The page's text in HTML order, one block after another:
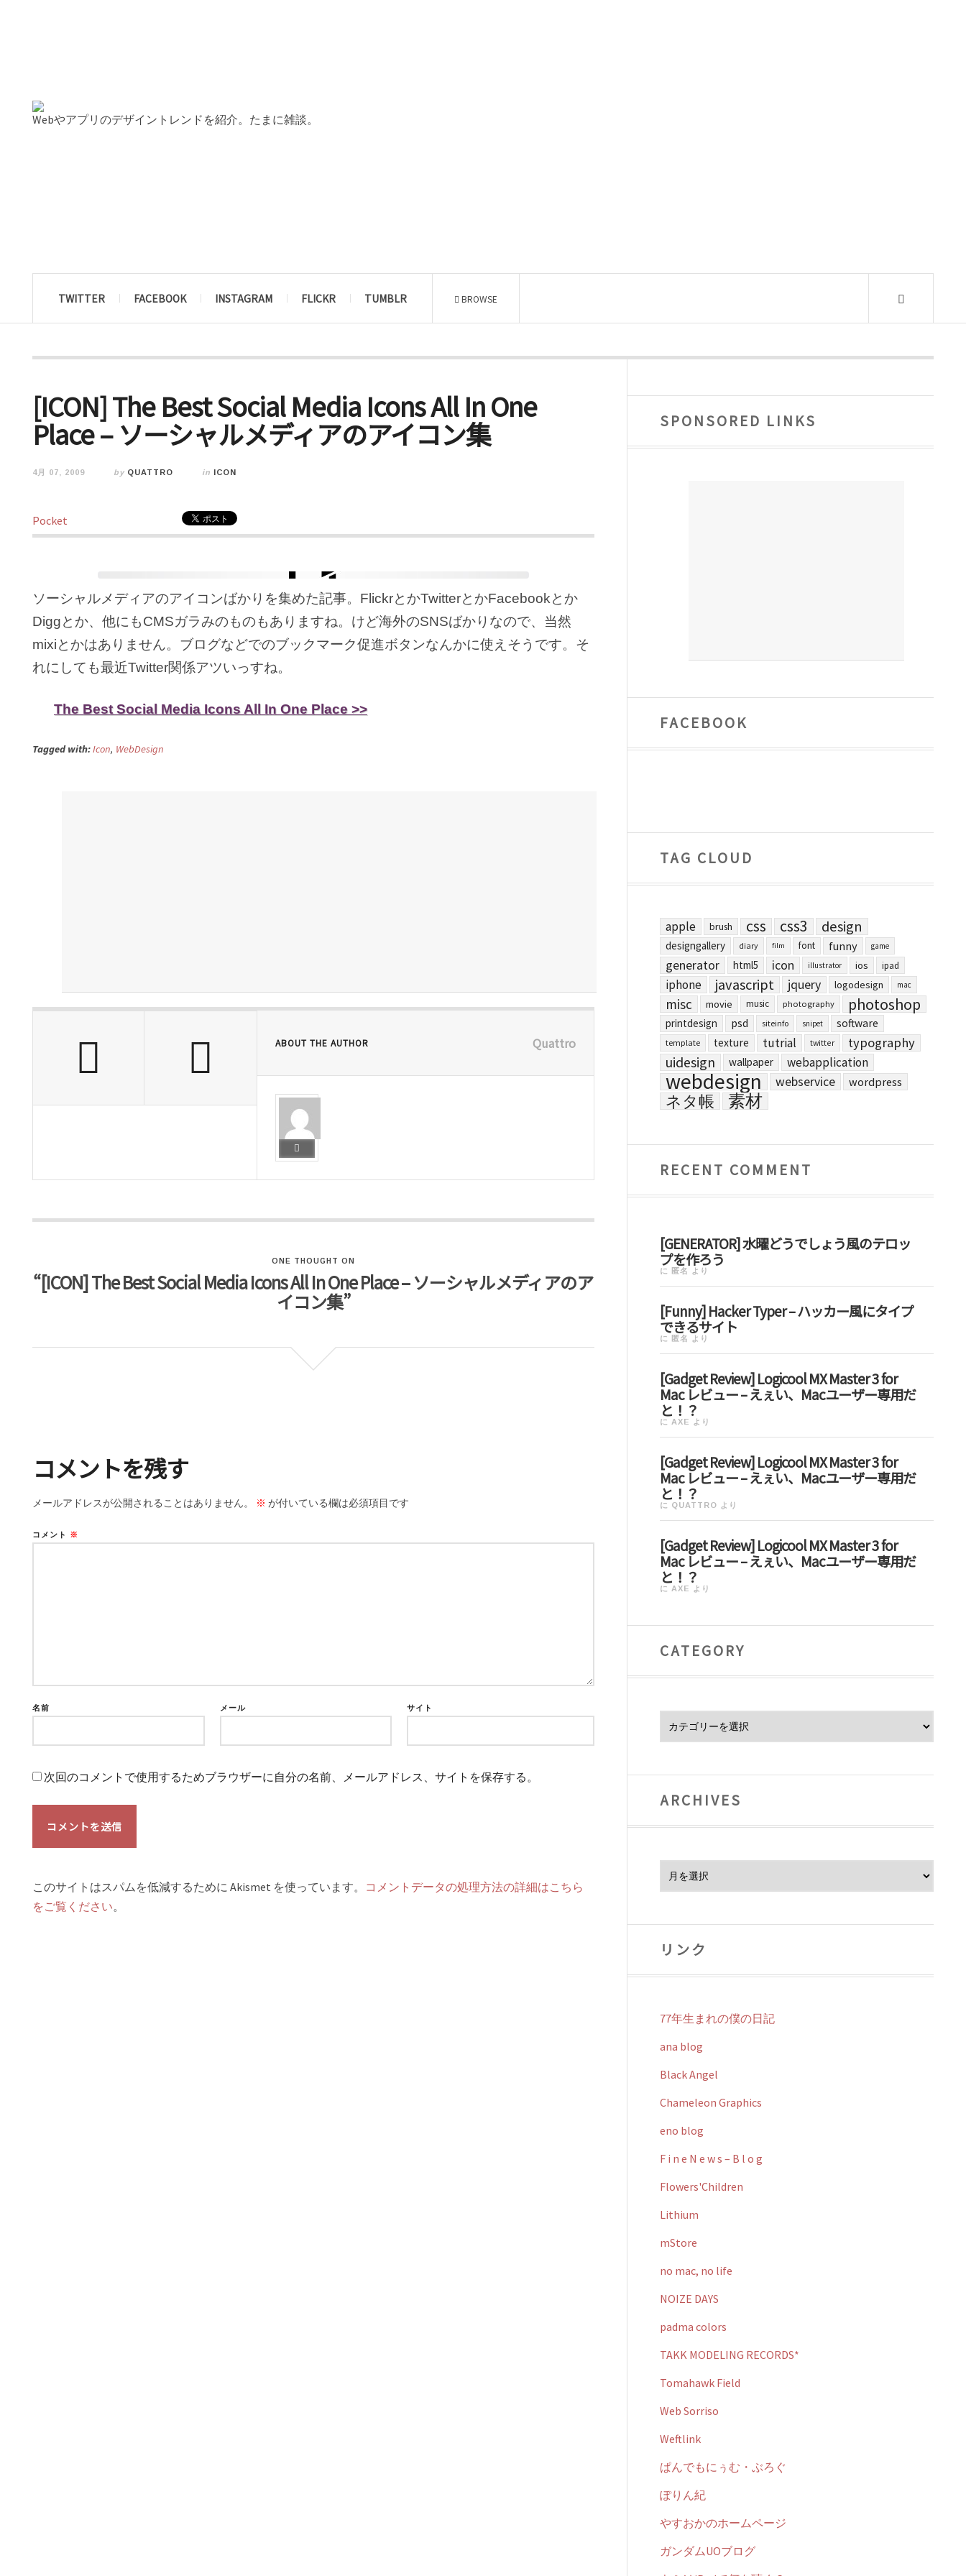
Webやアプリのデザイントレンドを紹介。たまに雑談。
TWITTER FACEBOOK INSTAGRAM FLICKR TUMBLR BROWSE
[ICON] The Best Social Media Icons All In One
Place – ソーシャルメディアのアイコン集
4月 07, 2009 by QUATTRO in ICON
Pocket
ソーシャルメディアのアイコンばかりを集めた記事。FlickrとかTwitterとかFacebookとか
Diggとか、他にもCMSガラみのものもありますね。けど海外のSNSばかりなので、当然
mixiとかはありません。ブログなどでのブックマーク促進ボタンなんかに使えそうです。そ
れにしても最近Twitter関係アツいっすね。
The Best Social Media Icons All In One Place >>
Tagged with:Icon, WebDesign
ABOUT THE AUTHOR Quattro
ONE THOUGHT ON
“[ICON] The Best Social Media Icons All In One Place – ソーシャルメディアのア
イコン集”
コメントを残す
メールアドレスが公開されることはありません。 ※ が付いている欄は必須項目です
コメント ※
名前 メール サイト
次回のコメントで使用するためブラウザーに自分の名前、メールアドレス、サイトを保存する。
このサイトはスパムを低減するために Akismet を使っています。 コメントデータの処理方法の詳細はこちら
をご覧ください。
SPONSORED LINKS
FACEBOOK
TAG CLOUD
apple brush css css3 design
designgallery diary film font funny game
generator html5 icon illustrator ios ipad
iphone javascript jquery logodesign mac
misc movie music photography photoshop
printdesign psd siteinfo snipet software
template texture tutrial twitter typography
uidesign wallpaper webapplication
webdesign webservice wordpress
ネタ帳 素材
RECENT COMMENT
[GENERATOR] 水曜どうでしょう風のテロッ
プを作ろう
に 匿名 より
[Funny] Hacker Typer – ハッカー風にタイプ
できるサイト
に 匿名 より
[Gadget Review] Logicool MX Master 3 for
Mac レビュー – えぇい、Macユーザー専用だ
と！？
に AXE より
[Gadget Review] Logicool MX Master 3 for
Mac レビュー – えぇい、Macユーザー専用だ
と！？
に QUATTRO より
[Gadget Review] Logicool MX Master 3 for
Mac レビュー – えぇい、Macユーザー専用だ
と！？
に AXE より
CATEGORY
ARCHIVES
リンク
77年生まれの僕の日記
ana blog
Black Angel
Chameleon Graphics
eno blog
F i n e N e w s – B l o g
Flowers'Children
Lithium
mStore
no mac, no life
NOIZE DAYS
padma colors
TAKK MODELING RECORDS*
Tomahawk Field
Web Sorriso
Weftlink
ぱんでもにぅむ・ぶろぐ
ぽりん紀
やすおかのホームページ
ガンダムUOブログ